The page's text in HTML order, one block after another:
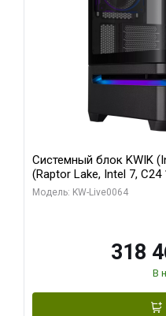
Системный блок KWIK
(Raptor Lake, Intel 7,
модуля)/ ASUS RTX5080
Модель: KW-Live0064
318
В